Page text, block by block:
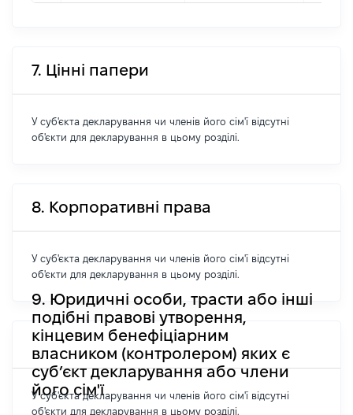
7. Цінні папери
У суб'єкта декларування чи членів його сім'ї відсутні
об'єкти для декларування в цьому розділі.
8. Корпоративні права
У суб'єкта декларування чи членів його сім'ї відсутні
об'єкти для декларування в цьому розділі.
9. Юридичні особи, трасти або інші
подібні правові утворення,
кінцевим бенефіціарним
власником (контролером) яких є
суб’єкт декларування або члени
його сім'ї
У суб'єкта декларування чи членів його сім'ї відсутні
об'єкти для декларування в цьому розділі.